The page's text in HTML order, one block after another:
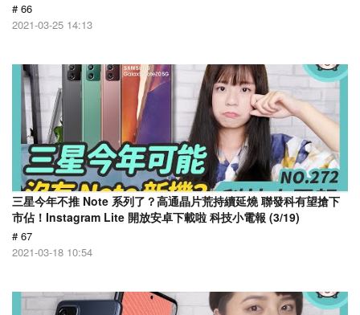
# 66
2021-03-25 14:13
三星今年不推 Note 系列了？高通晶片荒持續延燒 聯發科有望搶下
市佔！Instagram Lite 開放安卓下載啦 科技小電報 (3/19)
# 67
2021-03-18 10:54